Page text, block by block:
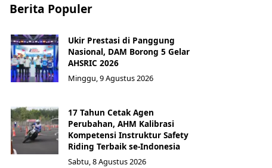
Berita Populer
Ukir Prestasi di Panggung
Nasional, DAM Borong 5 Gelar
AHSRIC 2026
Minggu, 9 Agustus 2026
17 Tahun Cetak Agen
Perubahan, AHM Kalibrasi
Kompetensi Instruktur Safety
Riding Terbaik se-Indonesia
Sabtu, 8 Agustus 2026